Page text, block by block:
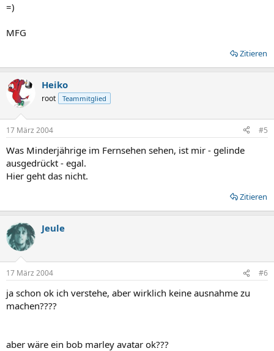
=)
MFG
Zitieren
Heiko
root Teammitglied
17 März 2004 #5
Was Minderjährige im Fernsehen sehen, ist mir - gelinde
ausgedrückt - egal.
Hier geht das nicht.
Zitieren
Jeule
17 März 2004 #6
ja schon ok ich verstehe, aber wirklich keine ausnahme zu
machen????
aber wäre ein bob marley avatar ok???